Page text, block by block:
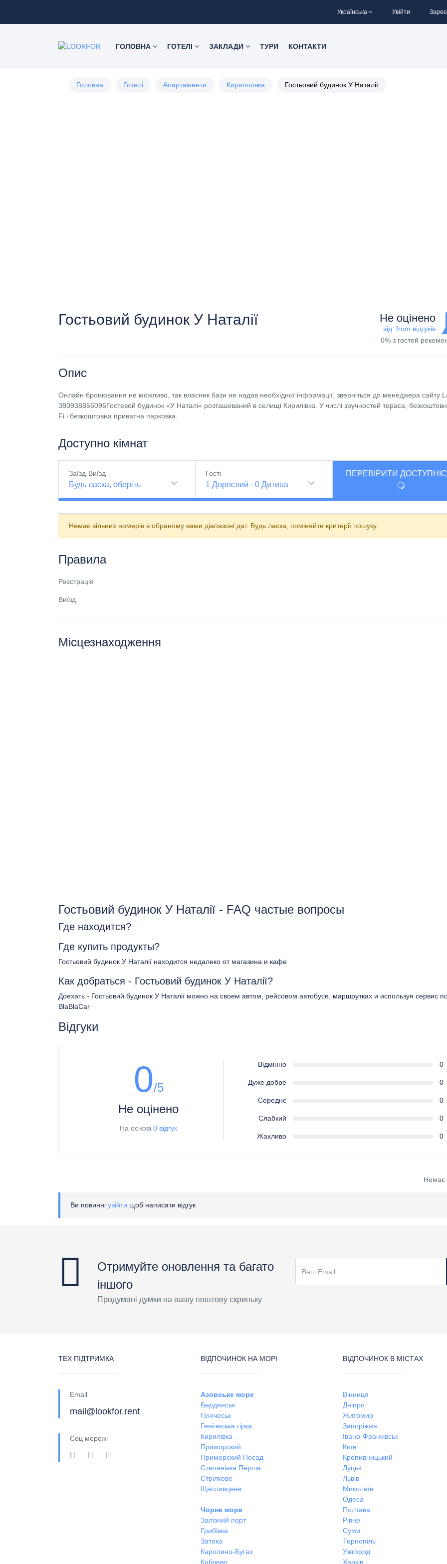
Українська Увійти
ГОЛОВНА ГОТЕЛІ ЗАКЛАДИ ТУРИ КОНТАКТИ
Головна Готелі Апартаменти Кирилловка Гостьовий будинок У Наталії
Гостьовий будинок У Наталії Не оцінено
від :from відгуків
0% з гостей
Опис
Онлайн бронювання не можливо, так власник бази не надав необхідної інформації, зверніться до менеджера сайту
380938856096Гостевой будинок «У Наталі» розташований в селищі Кирилівка. У числі зручностей тераса,
Fi і безкоштовна приватна парковка.
Доступно кімнат
Заїзд-Виїзд
Будь ласка, оберіть
Гості
1Дорослий -0Дитина
ПЕРЕВІРИТИ
Немає вільних номерів в обраному вами діапазоні дат. Будь ласка, поміняйте критерії пошуку
Правила
Реєстрація
Виїзд
Місцезнаходження
Гостьовий будинок У Наталії - FAQ частые вопросы
Где находится?
Где купить продукты?
Гостьовий будинок У Наталії находится недалеко от магазина и кафе
Как добраться - Гостьовий будинок У Наталії?
Доехать - Гостьовий будинок У Наталії можно на своем автом, рейсовом автобусе, маршрутках и используя сервис
BlaBlaCar
Відгуки
0/5
Не оцінено
На основі0 відгук
Відмінно 0
Дуже добре 0
Середнє 0
Слабкий 0
Жахливо 0
Немає
Ви повинні увійти щоб написати відгук
Отримуйте оновлення та багато
іншого
Продумані думки на вашу поштову скриньку
ТЕХ ПІДТРИМКА
Email
mail@lookfor.rent
Соц мережі
ВІДПОЧИНОК НА МОРІ
Азовське море
Бердянськ
Генічеськ
Генічеська гірка
Кирилівка
Приморский
Приморский Посад
Степанівка Перша
Стрілкове
Щасливцеве
Чорне море
Залізний порт
Грибівка
Затока
Каролино-Бугаз
Коблево
ВІДПОЧИНОК В МІСТАХ
Вінниця
Дніпро
Житомир
Запоріжжя
Івано-Франківськ
Київ
Кропивницький
Луцьк
Львів
Миколаїв
Одеса
Полтава
Рівне
Суми
Тернопіль
Ужгород
Харків